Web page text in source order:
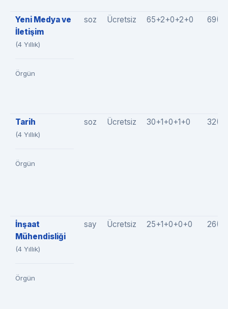
Yeni Medya ve
İletişim
(4 Yıllık)
Örgün
soz Ücretsiz 65+2+0+2+0
Tarih
(4 Yıllık)
Örgün
soz Ücretsiz 30+1+0+1+0
İnşaat
Mühendisliği
(4 Yıllık)
Örgün
say Ücretsiz 25+1+0+0+0